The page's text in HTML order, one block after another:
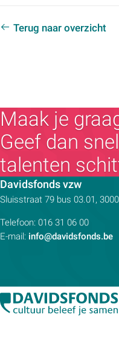
Terug naar overzicht
Maak je
Geef dan
talenten
Davidsfonds vzw
Adres:
Sluisstraat 79 bus 03.01, 3000
Telefoon: 016 31 06 00
E-mail: info@davidsfonds.be